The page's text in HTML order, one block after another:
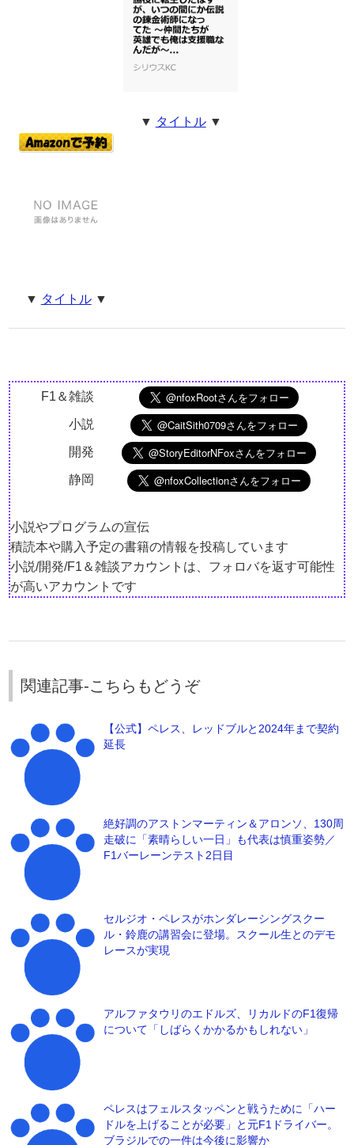
▼ タイトル▼
▼ タイトル▼
F1＆雑談
小説
開発
静岡
小説やプログラムの宣伝
積読本や購入予定の書籍の情報を投稿しています
小説/開発/F1＆雑談アカウントは、フォロバを返す可能性
が高いアカウントです
関連記事-こちらもどうぞ
【公式】ペレス、レッドブルと2024年まで契約
延長
絶好調のアストンマーティン＆アロンソ、130周
走破に「素晴らしい一日」も代表は慎重姿勢／
F1バーレーンテスト2日目
セルジオ・ペレスがホンダレーシングスクー
ル・鈴鹿の講習会に登場。スクール生とのデモ
レースが実現
アルファタウリのエドルズ、リカルドのF1復帰
について「しばらくかかるかもしれない」
ペレスはフェルスタッペンと戦うために「ハー
ドルを上げることが必要」と元F1ドライバー。
ブラジルでの一件は今後に影響か